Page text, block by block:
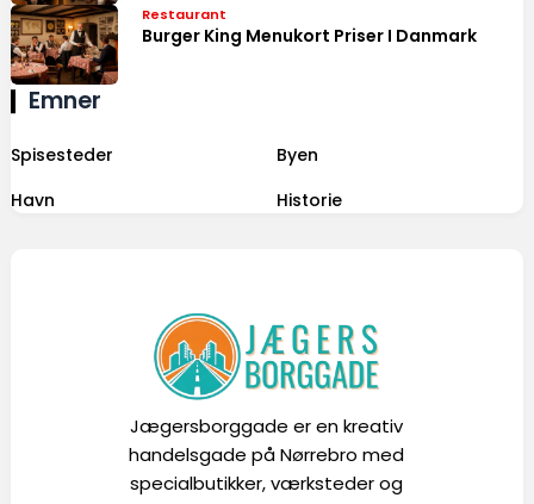
Restaurant
Burger King Menukort Priser I Danmark
Emner
Spisesteder
Byen
Havn
Historie
Jægersborggade er en kreativ
handelsgade på Nørrebro med
specialbutikker, værksteder og